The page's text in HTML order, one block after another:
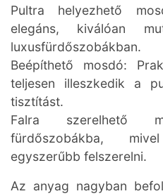
Pultra helyezhető
elegáns, kiválóan
luxusfürdőszobákban.
Beépíthető mosdó:
teljesen illeszkedik a
tisztítást.
Falra szerelhető
fürdőszobákba,
egyszerűbb felszerelni.
Az anyag nagyban